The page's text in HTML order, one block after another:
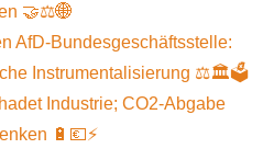
🤝⚖️🌐
AfD-Bundesgeschäftsstelle:
Instrumentalisierung ⚖️🏛️🗳️
Industrie; CO2-Abgabe
🔋💶⚡